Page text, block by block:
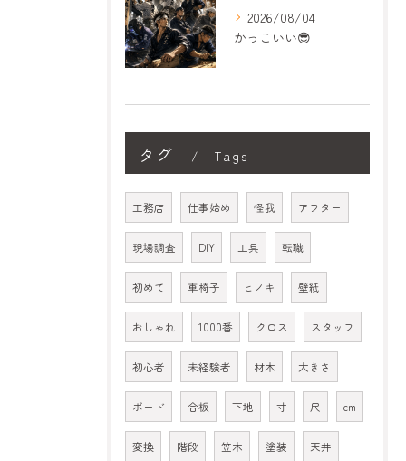
2026/08/04
かっこいい😎
タグ Tags
工務店 仕事始め 怪我 アフター
現場調査 DIY 工具 転職
初めて 車椅子 ヒノキ 壁紙
おしゃれ 1000番 クロス スタッフ
初心者 未経験者 材木 大きさ
ボード 合板 下地 寸 尺 cm
変換 階段 笠木 塗装 天井